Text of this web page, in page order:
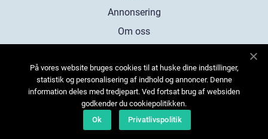
Annonsering
Om oss
Kontakta oss
Sitemap
På vores website bruges cookies til at huske dine indstillinger,
statistik og personalisering af indhold og annoncer. Denne
information deles med tredjepart. Ved fortsat brug af websiden
godkender du cookiepolitikken.
Ok
Privatlivspolitik